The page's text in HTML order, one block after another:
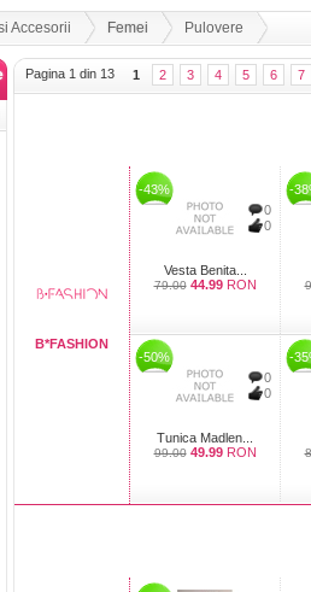
Accesorii Femei Pulovere
Pagina 1 din 13 1 2 3 4 5 6 7
B*FASHION
-43%
0
0
Vesta Benita...
79.00 44.99 RON
-
-50%
0
0
Tunica Madlen...
99.00 49.99 RON
-